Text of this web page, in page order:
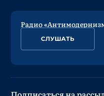
Радио
СЛУШАТЬ